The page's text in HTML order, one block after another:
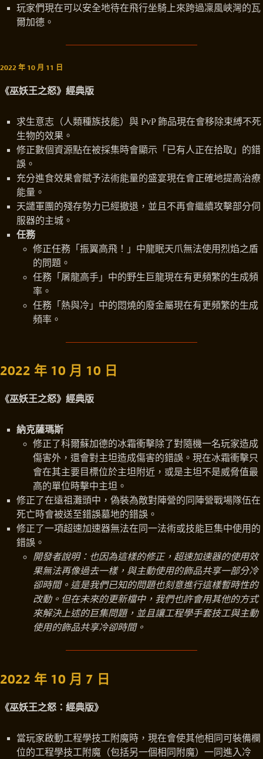
玩家們現在可以安全地待在飛行坐騎上來跨過凜風峽灣的瓦
爾加德。
2022 年 10 月 11 日
《巫妖王之怒》經典版
求生意志（人類種族技能）與 PvP 飾品現在會移除束縛不死
生物的效果。
修正數個資源點在被採集時會顯示「已有人正在拾取」的錯
誤。
充分進食效果會賦予法術能量的盛宴現在會正確地提高治療
能量。
天譴軍團的殘存勢力已經撤退，並且不再會繼續攻擊部分伺
服器的主城。
任務
修正任務「振翼高飛！」中龍眠天爪無法使用烈焰之盾
的問題。
任務「屠龍高手」中的野生巨龍現在有更頻繁的生成頻
率。
任務「熱與冷」中的悶燒的廢金屬現在有更頻繁的生成
頻率。
2022 年 10 月 10 日
《巫妖王之怒》經典版
納克薩瑪斯
修正了科爾蘇加德的冰霜衝擊除了對隨機一名玩家造成
傷害外，還會對主坦造成傷害的錯誤。現在冰霜衝擊只
會在其主要目標位於主坦附近，或是主坦不是威脅值最
高的單位時擊中主坦。
修正了在遠祖灘頭中，偽裝為敵對陣營的同陣營戰場隊伍在
死亡時會被送至錯誤墓地的錯誤。
修正了一項超速加速器無法在同一法術或技能巨集中使用的
錯誤。
開發者說明：也因為這樣的修正，超速加速器的使用效
果無法再像過去一樣，與主動使用的飾品共享一部分冷
卻時間。這是我們已知的問題也刻意進行這樣暫時性的
改動。但在未來的更新檔中，我們也許會用其他的方式
來解決上述的巨集問題，並且讓工程學手套技工與主動
使用的飾品共享冷卻時間。
2022 年 10 月 7 日
《巫妖王之怒：經典版》
當玩家啟動工程學技工附魔時，現在會使其他相同可裝備欄
位的工程學技工附魔（包括另一個相同附魔）一同進入冷